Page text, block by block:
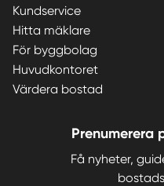
Kundservice
Hitta mäklare
För byggbolag
Huvudkontoret
Värdera bostad
Prenumerera
Få nyheter,